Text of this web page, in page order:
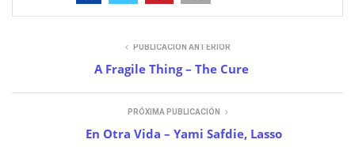
PUBLICACIÓN ANTERIOR
A Fragile Thing – The Cure
PRÓXIMA PUBLICACIÓN
En Otra Vida – Yami Safdie, Lasso